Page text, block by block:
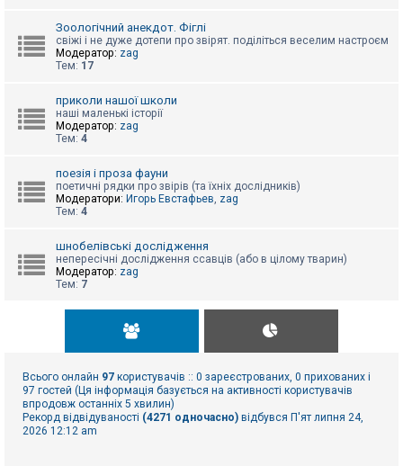
Зоологічний анекдот. Фіглі
свіжі і не дуже дотепи про звірят. поділіться веселим настроєм
Модератор: zag
Тем: 17
приколи нашої школи
наші маленькі історії
Модератор: zag
Тем: 4
поезія і проза фауни
поетичні рядки про звірів (та їхніх дослідників)
Модератори: Игорь Евстафьев, zag
Тем: 4
шнобелівські дослідження
непересічні дослідження ссавців (або в цілому тварин)
Модератор: zag
Тем: 7
Всього онлайн 97 користувачів :: 0 зареєстрованих, 0 прихованих і
97 гостей (Ця інформація базується на активності користувачів
впродовж останніх 5 хвилин)
Рекорд відвідуваності (4271 одночасно) відбувся П'ят липня 24,
2026 12:12 am